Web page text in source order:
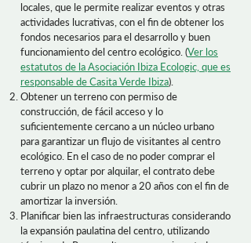
locales, que le permite realizar eventos y otras
actividades lucrativas, con el fin de obtener los
fondos necesarios para el desarrollo y buen
funcionamiento del centro ecológico. (Ver los
estatutos de la Asociación Ibiza Ecologic, que es
responsable de Casita Verde Ibiza).
Obtener un terreno con permiso de
construcción, de fácil acceso y lo
suficientemente cercano a un núcleo urbano
para garantizar un flujo de visitantes al centro
ecológico. En el caso de no poder comprar el
terreno y optar por alquilar, el contrato debe
cubrir un plazo no menor a 20 años con el fin de
amortizar la inversión.
Planificar bien las infraestructuras considerando
la expansión paulatina del centro, utilizando